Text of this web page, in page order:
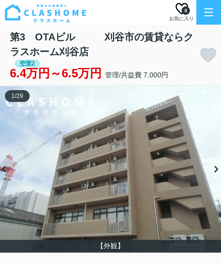
お気に入り
0
第3 OTAビル 刈谷市の賃貸ならク
ラスホーム刈谷店
空室2
6.4万円～6.5万円 管理/共益費 7,000円
【外観】
1/29